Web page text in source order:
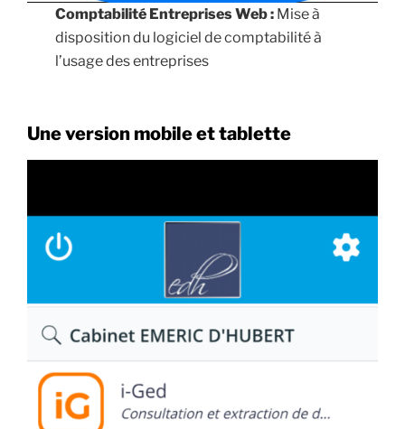
Comptabilité Entreprises Web : Mise à
disposition du logiciel de comptabilité à
l’usage des entreprises
Une version mobile et tablette